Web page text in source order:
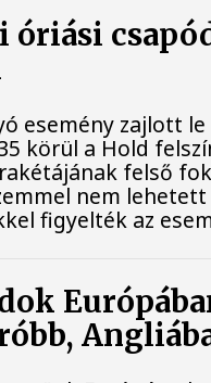
óriási
esemény zajlott
körül a Hold
felső
nem
figyelték az